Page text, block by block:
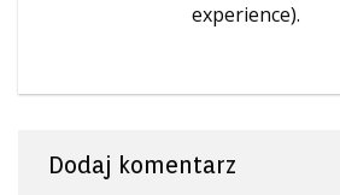
experience).
Dodaj komentarz